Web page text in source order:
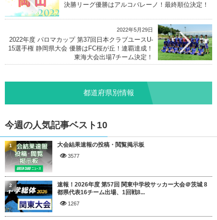
決勝リーグ優勝はアルコバレーノ！最終順位決定！
2022年5月29日
2022年度 パロマカップ 第37回日本クラブユースU-
15選手権 静岡県大会 優勝はFC桜が丘！連覇達成！
東海大会出場7チーム決定！
都道府県別情報
今週の人気記事ベスト10
大会結果速報の投稿・閲覧掲示板
3577
1
速報！2026年度 第57回 関東中学校サッカー大会＠茨城 8
都県代表16チーム出場、1回戦8...
1267
2